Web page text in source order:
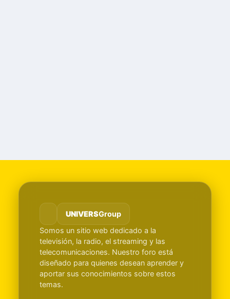
UNIVERSGroup
Somos un sitio web dedicado a la
televisión, la radio, el streaming y las
telecomunicaciones. Nuestro foro está
diseñado para quienes desean aprender y
aportar sus conocimientos sobre estos
temas.